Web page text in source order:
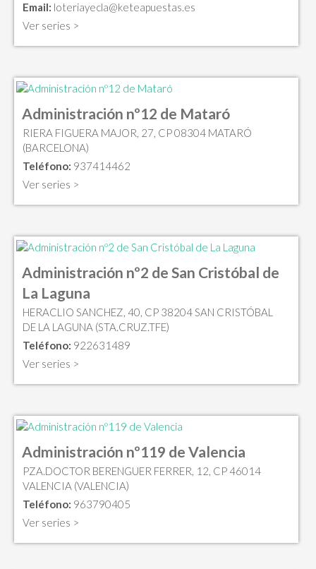
Email: loteriayecla@keteapuestas.es
Ver series >
Administración nº12 de Mataró
RIERA FIGUERA MAJOR, 27, CP 08304 MATARÓ
(BARCELONA)
Teléfono: 937414462
Ver series >
Administración nº2 de San Cristóbal de
La Laguna
HERACLIO SANCHEZ, 40, CP 38204 SAN CRISTÓBAL
DE LA LAGUNA (STA.CRUZ.TFE)
Teléfono: 922631489
Ver series >
Administración nº119 de Valencia
PZA.DOCTOR BERENGUER FERRER, 12, CP 46014
VALENCIA (VALENCIA)
Teléfono: 963790405
Ver series >